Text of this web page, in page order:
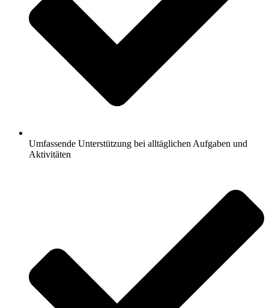
Umfassende Unterstützung bei alltäglichen Aufgaben und
Aktivitäten